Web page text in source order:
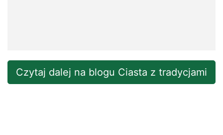
Czytaj dalej na blogu Ciasta z tradycjami